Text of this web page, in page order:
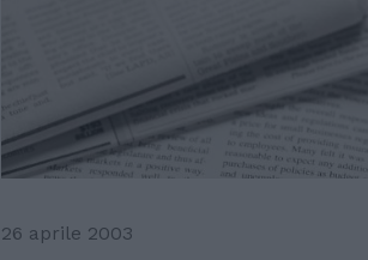
26 aprile 2003